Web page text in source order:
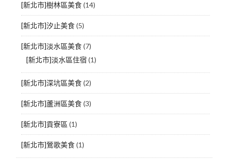
[新北市]樹林區美食(14)
[新北市]汐止美食(5)
[新北市]淡水區美食(7)
[新北市]淡水區住宿 (1)
[新北市]深坑區美食(2)
[新北市]蘆洲區美食(3)
[新北市]貢寮區 (1)
[新北市]鶯歌美食(1)